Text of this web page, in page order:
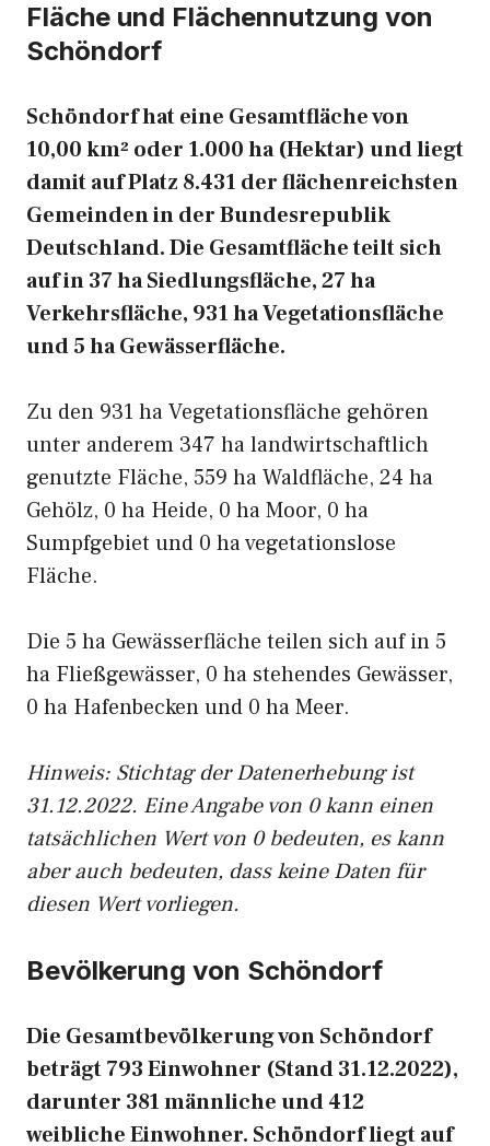
Fläche und Flächennutzung von
Schöndorf
Schöndorf hat eine Gesamtfläche von
10,00 km² oder 1.000 ha (Hektar) und liegt
damit auf Platz 8.431 der flächenreichsten
Gemeinden in der Bundesrepublik
Deutschland. Die Gesamtfläche teilt sich
auf in 37 ha Siedlungsfläche, 27 ha
Verkehrsfläche, 931 ha Vegetationsfläche
und 5 ha Gewässerfläche.
Zu den 931 ha Vegetationsfläche gehören
unter anderem 347 ha landwirtschaftlich
genutzte Fläche, 559 ha Waldfläche, 24 ha
Gehölz, 0 ha Heide, 0 ha Moor, 0 ha
Sumpfgebiet und 0 ha vegetationslose
Fläche.
Die 5 ha Gewässerfläche teilen sich auf in 5
ha Fließgewässer, 0 ha stehendes Gewässer,
0 ha Hafenbecken und 0 ha Meer.
Hinweis: Stichtag der Datenerhebung ist
31.12.2022. Eine Angabe von 0 kann einen
tatsächlichen Wert von 0 bedeuten, es kann
aber auch bedeuten, dass keine Daten für
diesen Wert vorliegen.
Bevölkerung von Schöndorf
Die Gesamtbevölkerung von Schöndorf
beträgt 793 Einwohner (Stand 31.12.2022),
darunter 381 männliche und 412
weibliche Einwohner. Schöndorf liegt auf